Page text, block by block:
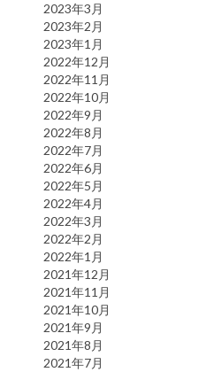
2023年3月
2023年2月
2023年1月
2022年12月
2022年11月
2022年10月
2022年9月
2022年8月
2022年7月
2022年6月
2022年5月
2022年4月
2022年3月
2022年2月
2022年1月
2021年12月
2021年11月
2021年10月
2021年9月
2021年8月
2021年7月